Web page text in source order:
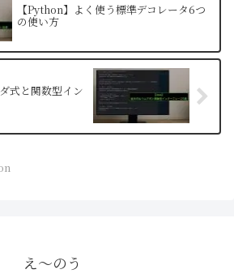
【Python】よく使う標準デコレータ6つ
の使い方
式と関数型イン
え〜のう